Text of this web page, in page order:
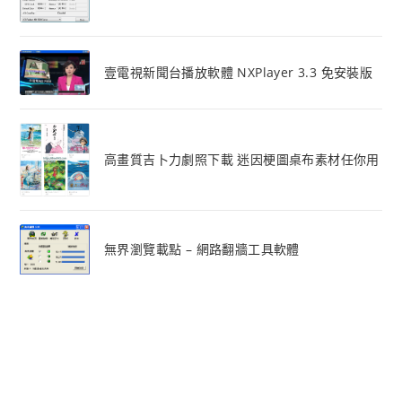
壹電視新聞台播放軟體 NXPlayer 3.3 免安裝版
高畫質吉卜力劇照下載 迷因梗圖桌布素材任你用
無界瀏覽載點 – 網路翻牆工具軟體